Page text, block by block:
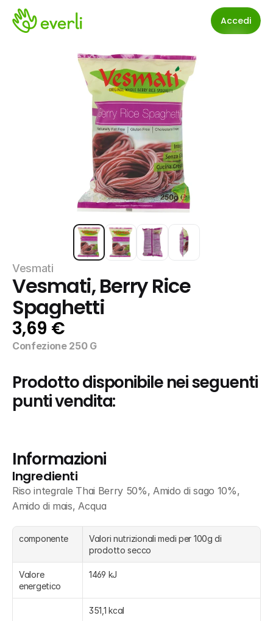
Accedi
Vesmati
Vesmati, Berry Rice
Spaghetti
3,69 €
Confezione 250 G
Prodotto disponibile nei seguenti
punti vendita:
Informazioni
Ingredienti
Riso integrale Thai Berry 50%, Amido di sago 10%,
Amido di mais, Acqua
componente
Valori nutrizionali medi per 100g di
prodotto secco
Valore
energetico
1469 kJ
351,1 kcal